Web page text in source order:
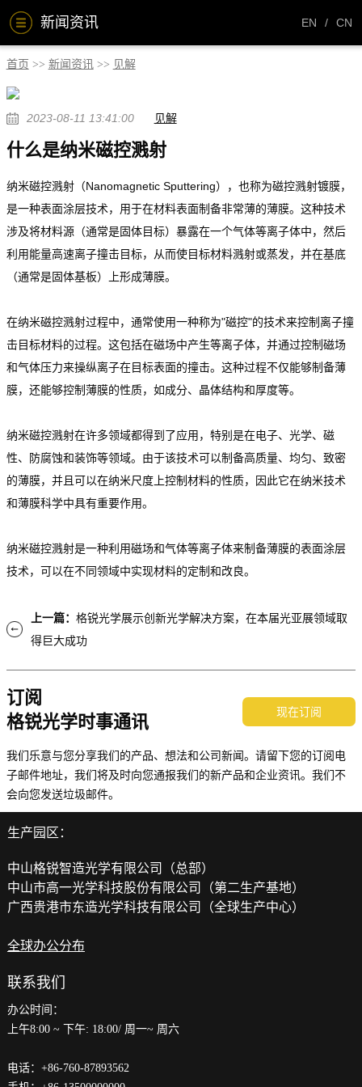
新闻资讯 EN / CN
首页 新闻资讯 见解
2023-08-11 13:41:00 见解
什么是纳米磁控溅射
纳米磁控溅射（Nanomagnetic Sputtering），也称为磁控溅射镀膜，
是一种表面涂层技术，用于在材料表面制备非常薄的薄膜。这种技术
涉及将材料源（通常是固体目标）暴露在一个气体等离子体中，然后
利用能量高速离子撞击目标，从而使目标材料溅射或蒸发，并在基底
（通常是固体基板）上形成薄膜。
在纳米磁控溅射过程中，通常使用一种称为"磁控"的技术来控制离子撞
击目标材料的过程。这包括在磁场中产生等离子体，并通过控制磁场
和气体压力来操纵离子在目标表面的撞击。这种过程不仅能够制备薄
膜，还能够控制薄膜的性质，如成分、晶体结构和厚度等。
纳米磁控溅射在许多领域都得到了应用，特别是在电子、光学、磁
性、防腐蚀和装饰等领域。由于该技术可以制备高质量、均匀、致密
的薄膜，并且可以在纳米尺度上控制材料的性质，因此它在纳米技术
和薄膜科学中具有重要作用。
纳米磁控溅射是一种利用磁场和气体等离子体来制备薄膜的表面涂层
技术，可以在不同领域中实现材料的定制和改良。
上一篇： 格锐光学展示创新光学解决方案，在本届光亚展领域取
得巨大成功
订阅
格锐光学时事通讯
现在订阅
我们乐意与您分享我们的产品、想法和公司新闻。请留下您的订阅电
子邮件地址，我们将及时向您通报我们的新产品和企业资讯。我们不
会向您发送垃圾邮件。
生产园区：
中山格锐智造光学有限公司（总部）
中山市高一光学科技股份有限公司（第二生产基地）
广西贵港市东造光学科技有限公司（全球生产中心）
全球办公分布
联系我们
办公时间：
上午8:00 ~ 下午: 18:00/ 周一~ 周六
电话：+86-760-87893562